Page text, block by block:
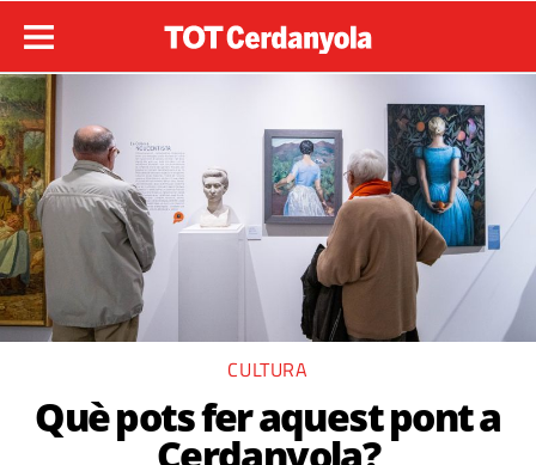
CULTURA
Què pots fer aquest pont a